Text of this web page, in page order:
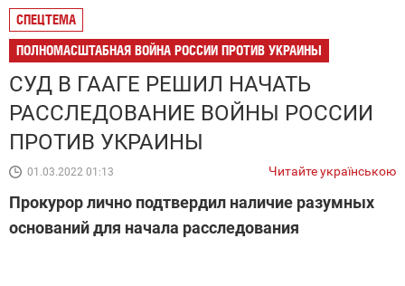
СПЕЦТЕМА
ПОЛНОМАСШТАБНАЯ ВОЙНА РОССИИ ПРОТИВ УКРАИНЫ
СУД В ГААГЕ РЕШИЛ НАЧАТЬ
РАССЛЕДОВАНИЕ ВОЙНЫ РОССИИ
ПРОТИВ УКРАИНЫ
01.03.2022 01:13 Читайте українською
Прокурор лично подтвердил наличие разумных
оснований для начала расследования